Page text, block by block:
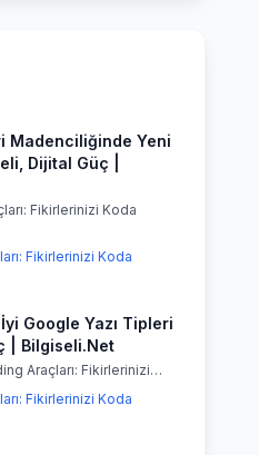
Madenciliğinde Yeni
Dijital Güç |
Fikirlerinizi Koda
Fikirlerinizi Koda
Google Yazı Tipleri
| Bilgiseli.Net
Araçları: Fikirlerinizi…
Fikirlerinizi Koda